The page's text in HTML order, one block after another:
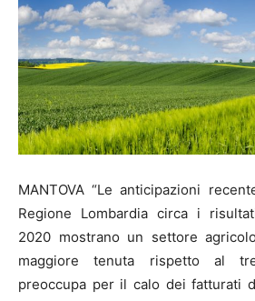
MANTOVA “Le anticipazioni
Regione Lombardia circa i
2020 mostrano un settore
maggiore tenuta rispetto al
preoccupa per il calo dei fatturati